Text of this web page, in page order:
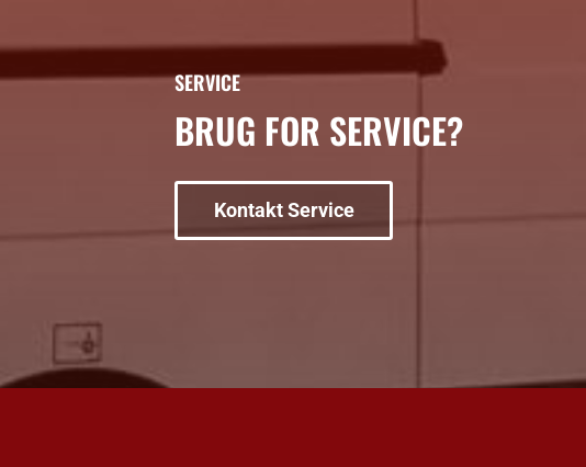
SERVICE
BRUG FOR SERVICE?
Kontakt Service